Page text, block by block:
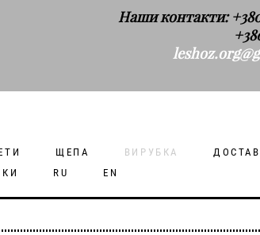
Наши контакти:
ЩЕПА ВИРУБКА
RU EN